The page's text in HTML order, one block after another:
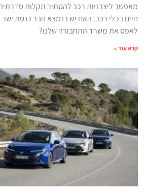
מאפשר ליצרניות רכב להסתיר תקלות
חיים בכלי רכב. האם יש בנמצא חבר כנסת
לאפס את משרד התחבורה שלנו?
קרא עוד »